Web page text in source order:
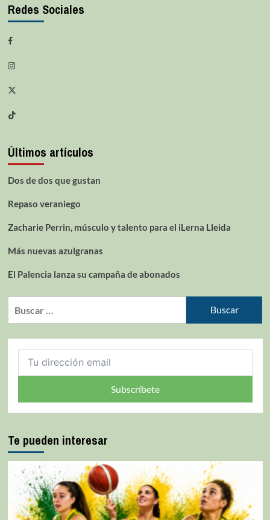
Redes Sociales
Últimos artículos
Dos de dos que gustan
Repaso veraniego
Zacharie Perrin, músculo y talento para el iLerna Lleida
Más nuevas azulgranas
El Palencia lanza su campaña de abonados
Subscríbete
Te pueden interesar